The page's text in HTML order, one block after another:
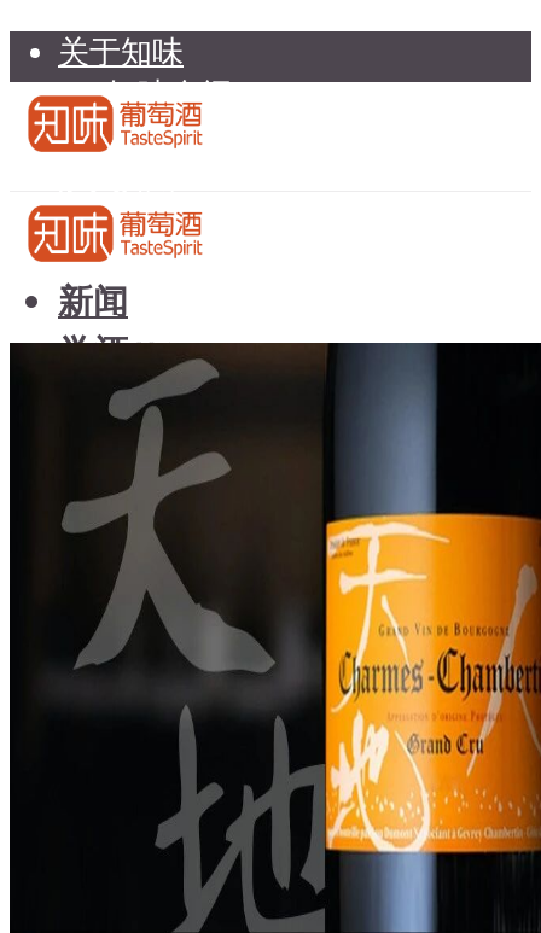
关于知味
知味介绍
知味专家顾问委员会
联系我们
知味荐酒
新闻
学酒
基础知识
品种
年份
酒具周边
投资收藏
留学教育
名庄
品鉴专栏
餐厅酒吧指南
餐酒搭配
知味荐酒
新闻
基础知识
品种
年份
酒具周边
投资收藏
留学教育